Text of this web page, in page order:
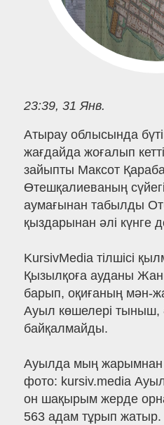
23:39, 31 Янв.
Атырау облысында
жағдайда жоғалып
зайыпты Максот
Өтешқалиеваның
аумағынан табылды
қыздарынан әлі күнге
KursivMedia тілшісі
Қызылқоға ауданы
барып, оқиғаның мән-
Ауыл көшелері тыныш,
байқалмайды.
Ауылда мың жарымнан
фото: kursiv.media
он шақырым жерде
563 адам тұрып